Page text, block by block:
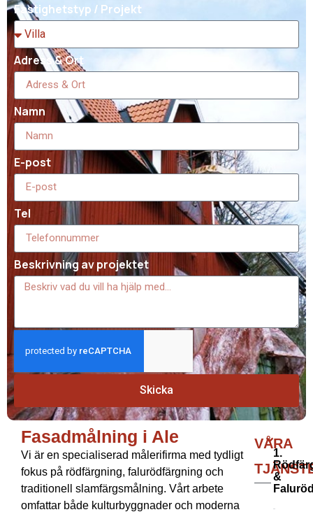
Fastighetstyp / Projekt
Adress & Ort
Namn
E-post
Tel
Beskrivning av projektet
Skicka
Fasadmålning i Ale
Fasadmålning i Ale
Vi är en specialiserad målerifirma med tydligt
fokus på rödfärgning, falurödfärgning och
traditionell slamfärgsmålning. Vårt arbete
omfattar både kulturbyggnader och moderna
VÅRA
1.
&